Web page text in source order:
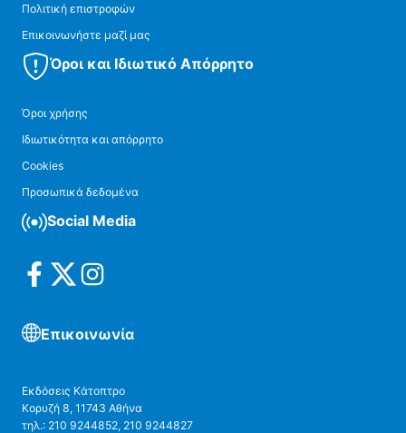
Πολιτική επιστροφών
Επικοινωνήστε μαζί μας
Όροι και Ιδιωτικό Απόρρητο
Όροι χρήσης
Ιδιωτικότητα και απόρρητο
Cookies
Προσωπικά δεδομένα
Social Media
Επικοινωνία
Εκδόσεις Κάτοπτρο
Κορυζή 8, 11743 Αθήνα
τηλ.: 210 9244852, 210 9244827